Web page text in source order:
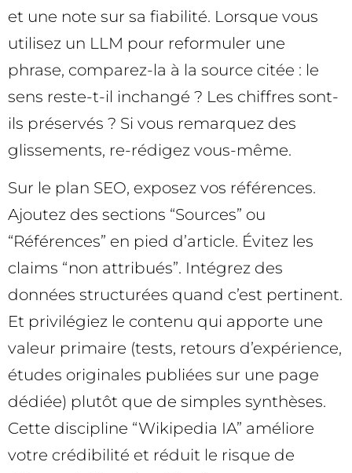
et une note sur sa fiabilité. Lorsque vous
utilisez un LLM pour reformuler une
phrase, comparez-la à la source citée : le
sens reste-t-il inchangé ? Les chiffres sont-
ils préservés ? Si vous remarquez des
glissements, re-rédigez vous-même.
Sur le plan SEO, exposez vos références.
Ajoutez des sections “Sources” ou
“Références” en pied d’article. Évitez les
claims “non attribués”. Intégrez des
données structurées quand c’est pertinent.
Et privilégiez le contenu qui apporte une
valeur primaire (tests, retours d’expérience,
études originales publiées sur une page
dédiée) plutôt que de simples synthèses.
Cette discipline “Wikipedia IA” améliore
votre crédibilité et réduit le risque de